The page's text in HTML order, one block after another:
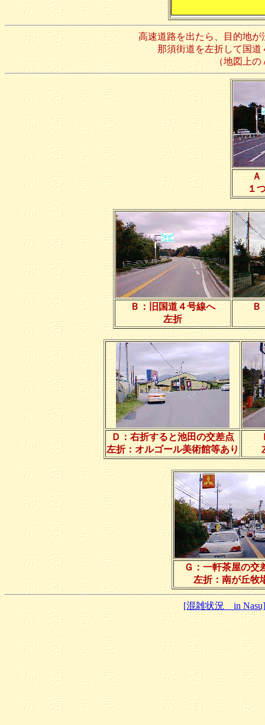
高速道路を出たら、目的地
那須街道を左折して国
（地図上
Ａ
１
Ｂ：旧国道４号線へ
左折
Ｂ
Ｄ：右折すると池田の交差点
左折：オルゴール美術館等あり
Ｇ：一軒茶屋の交
左折：南が丘牧
[混雑状況 in Nasu]